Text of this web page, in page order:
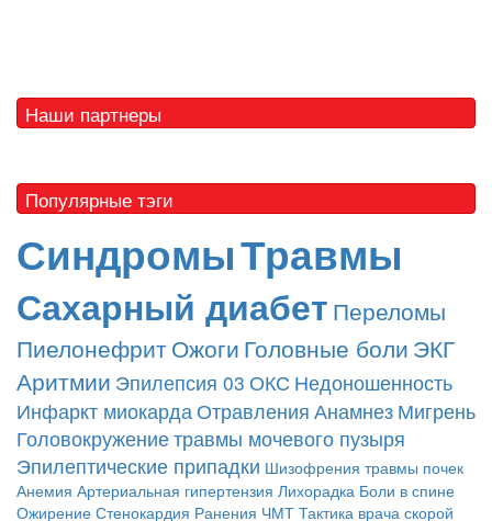
Наши партнеры
Популярные тэги
СиндромыТравмы
Сахарный диабет Переломы
ПиелонефритОжоги Головные боли ЭКГ
Аритмии Эпилепсия 03 ОКС Недоношенность
Инфаркт миокарда Отравления Анамнез Мигрень
Головокружениетравмы мочевого пузыря
Эпилептические припадки Шизофрения травмы почек
Анемия Артериальная гипертензия Лихорадка Боли в спине
Ожирение Стенокардия Ранения ЧМТ Тактика врача скорой